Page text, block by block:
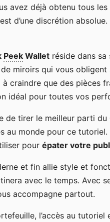
avez déjà obtenu tous
est d’une discrétion
Peek Wallet réside dans
miroirs qui vous obligent
craindre que des pièces
idéal pour toutes vos
de tirer le meilleur parti du
au monde pour ce
pour épater votre
et fin allie style et
avec le temps. Avec
accompagne partout.
l’accès au